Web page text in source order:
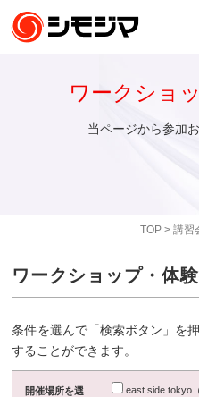
TOP> 講習
ワークショ
当ページから参加
ワークショップ・体
条件を選んで「検索ボタン」を
することができます。
開催場所を選
east side tokyo